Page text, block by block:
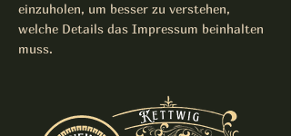
einzuholen, um besser zu verstehen,
welche Details das Impressum beinhalten
muss.